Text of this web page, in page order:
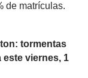
de matrículas.
tormentas
este viernes, 1